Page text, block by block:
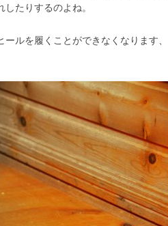
たりするのよね。
ルを履くことができなくなります、